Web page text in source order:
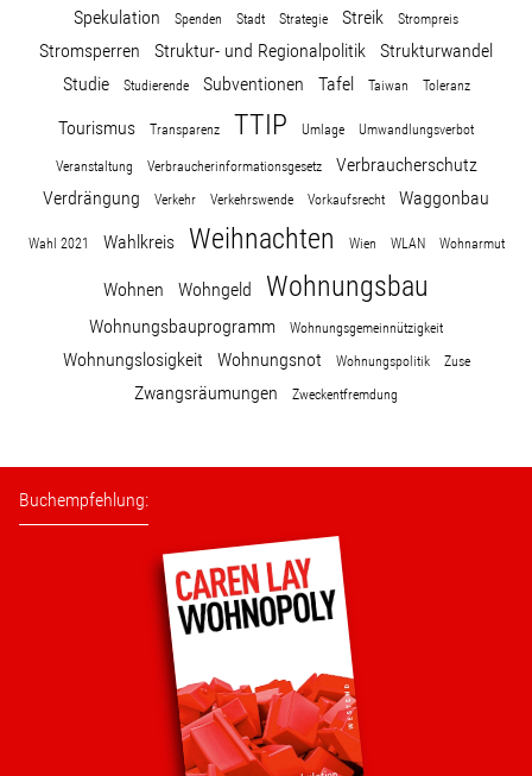
Spekulation Spenden Stadt Strategie Streik Strompreis
Stromsperren Struktur- und Regionalpolitik
Strukturwandel
Studie
Studierende Subventionen Tafel Taiwan Toleranz
Tourismus Transparenz TTIP Umlage Umwandlungsverbot
Veranstaltung Verbraucherinformationsgesetz
Verbraucherschutz
Verdrängung
Verkehr Verkehrswende Vorkaufsrecht Waggonbau
Wahl 2021 Wahlkreis Weihnachten Wien WLAN Wohnarmut
Wohnen Wohngeld Wohnungsbau
Wohnungsbauprogramm Wohnungsgemeinnützigkeit
Wohnungslosigkeit Wohnungsnot Wohnungspolitik Zuse
Zwangsräumungen Zweckentfremdung
Buchempfehlung: